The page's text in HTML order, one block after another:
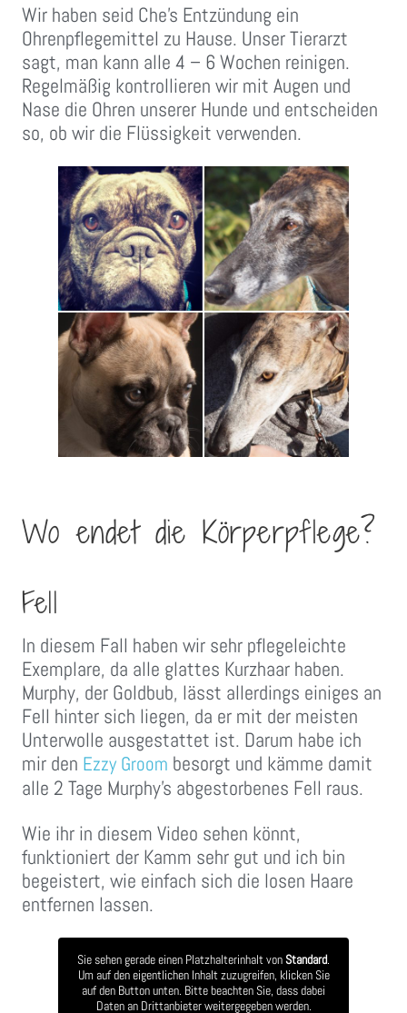
Wir haben seid Che’s Entzündung ein
Ohrenpflegemittel zu Hause. Unser Tierarzt
sagt, man kann alle 4 – 6 Wochen reinigen.
Regelmäßig kontrollieren wir mit Augen und
Nase die Ohren unserer Hunde und entscheiden
so, ob wir die Flüssigkeit verwenden.
Wo endet die Körperpflege?
Fell
In diesem Fall haben wir sehr pflegeleichte
Exemplare, da alle glattes Kurzhaar haben.
Murphy, der Goldbub, lässt allerdings einiges an
Fell hinter sich liegen, da er mit der meisten
Unterwolle ausgestattet ist. Darum habe ich
mir den Ezzy Groom besorgt und kämme damit
alle 2 Tage Murphy’s abgestorbenes Fell raus.
Wie ihr in diesem Video sehen könnt,
funktioniert der Kamm sehr gut und ich bin
begeistert, wie einfach sich die losen Haare
entfernen lassen.
Sie sehen gerade einen Platzhalterinhalt vonStandard
Um auf den eigentlichen Inhalt zuzugreifen, klicken Sie
auf den Button unten. Bitte beachten Sie, dass dabei
Daten an Drittanbieter weitergegeben werden.